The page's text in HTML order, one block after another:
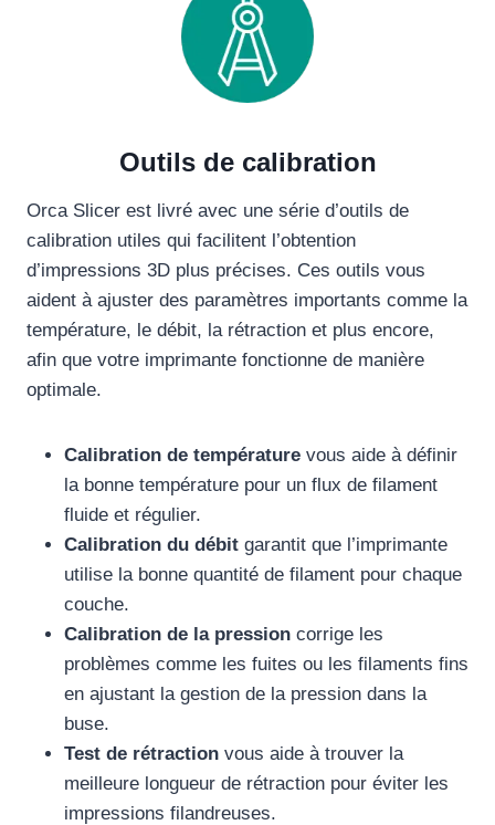
Outils de calibration
Orca Slicer est livré avec une série d’outils de
calibration utiles qui facilitent l’obtention
d’impressions 3D plus précises. Ces outils vous
aident à ajuster des paramètres importants comme la
température, le débit, la rétraction et plus encore,
afin que votre imprimante fonctionne de manière
optimale.
Calibration de température vous aide à définir
la bonne température pour un flux de filament
fluide et régulier.
Calibration du débit garantit que l’imprimante
utilise la bonne quantité de filament pour chaque
couche.
Calibration de la pression corrige les
problèmes comme les fuites ou les filaments fins
en ajustant la gestion de la pression dans la
buse.
Test de rétraction vous aide à trouver la
meilleure longueur de rétraction pour éviter les
impressions filandreuses.